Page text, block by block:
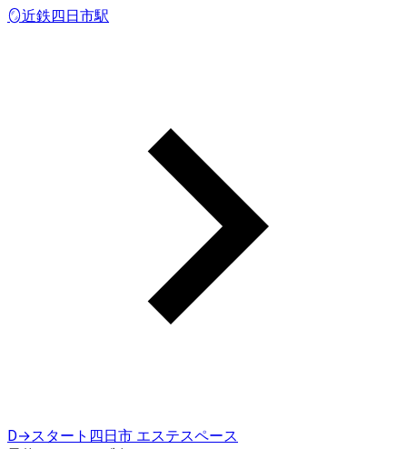
🪞近鉄四日市駅
D→スタート四日市 エステスペース